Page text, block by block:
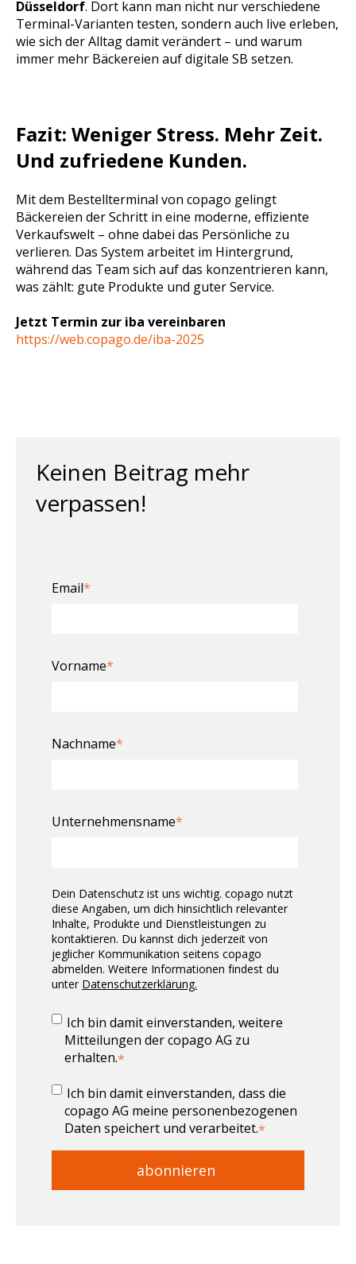
Düsseldorf. Dort kann man nicht nur verschiedene
Terminal-Varianten testen, sondern auch live erleben,
wie sich der Alltag damit verändert – und warum
immer mehr Bäckereien auf digitale SB setzen.
Fazit: Weniger Stress. Mehr Zeit.
Und zufriedene Kunden.
Mit dem Bestellterminal von copago gelingt
Bäckereien der Schritt in eine moderne, effiziente
Verkaufswelt – ohne dabei das Persönliche zu
verlieren. Das System arbeitet im Hintergrund,
während das Team sich auf das konzentrieren kann,
was zählt: gute Produkte und guter Service.
Jetzt Termin zur iba vereinbaren
https://web.copago.de/iba-2025
Keinen Beitrag mehr
verpassen!
Email*
Vorname*
Nachname*
Unternehmensname*
Dein Datenschutz ist uns wichtig. copago nutzt
diese Angaben, um dich hinsichtlich relevanter
Inhalte, Produkte und Dienstleistungen zu
kontaktieren. Du kannst dich jederzeit von
jeglicher Kommunikation seitens copago
abmelden. Weitere Informationen findest du
unter Datenschutzerklärung.
Ich bin damit einverstanden, weitere
Mitteilungen der copago AG zu
erhalten.*
Ich bin damit einverstanden, dass die
copago AG meine personenbezogenen
Daten speichert und verarbeitet.*